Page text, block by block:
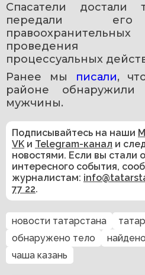
Спасатели
передали его
проведения
процессуальных
Ранее мы
писали,
районе обнаружили
мужчины.
Подписывайтесь на наши
VK и Telegram-канал и
новостями. Если вы стали
интересного события,
журналистам:
77 22.
новости татарстана
обнаружено тело
чаша казань